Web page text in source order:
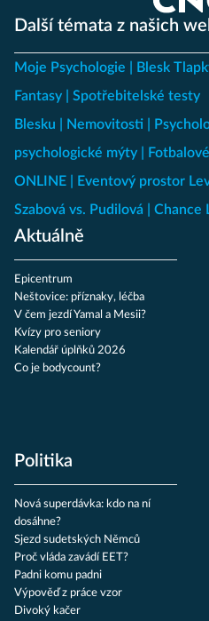
Další témata z našich
Moje Psychologie Blesk
Fantasy
Spotřebitelské testy
Blesku
Nemovitosti
psychologické mýty
ONLINE
Eventový prostor
Szabová vs. Pudilová
Chance
Aktuálně
Epicentrum
Neštovice: příznaky, léčba
V čem jezdí Yamal a Mesii?
Kvízy pro seniory
Kalendář úplňků 2026
Co je bodycount?
Politika
Nová superdávka: kdo na ní
dosáhne?
Sjezd sudetských Němců
Proč vláda zavádí EET?
Padni komu padni
Výpověď z práce vzor
Divoký kačer